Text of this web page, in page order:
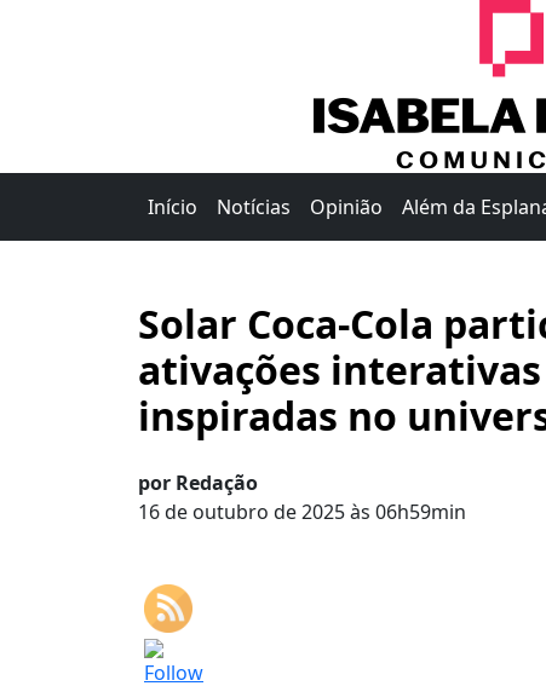
Início Notícias Opinião Além da
Solar Coca-Cola
ativações
inspiradas no
por Redação
16 de outubro de 2025 às 06h59min